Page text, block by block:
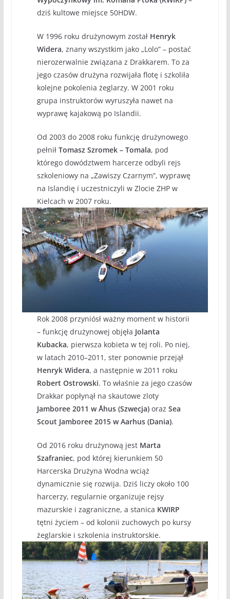
dziś kultowe miejsce 50HDW.
W 1996 roku drużynowym został Henryk
Widera, znany wszystkim jako „Lolo” – postać
nierozerwalnie związana z Drakkarem. To za
jego czasów drużyna rozwijała flotę i szkoliła
kolejne pokolenia żeglarzy. W 2001 roku
grupa instruktorów wyruszyła nawet na
wyprawę kajakową po Islandii.
Od 2003 do 2008 roku funkcję drużynowego
pełnił Tomasz Szromek – Tomala, pod
którego dowództwem harcerze odbyli rejs
szkoleniowy na „Zawiszy Czarnym”, wyprawę
na Islandię i uczestniczyli w Zlocie ZHP w
Kielcach w 2007 roku.
Rok 2008 przyniósł ważny moment w historii
– funkcję drużynowej objęła Jolanta
Kubacka, pierwsza kobieta w tej roli. Po niej,
w latach 2010–2011, ster ponownie przejął
Henryk Widera, a następnie w 2011 roku
Robert Ostrowski. To właśnie za jego czasów
Drakkar popłynął na skautowe zloty
Jamboree 2011 w Åhus (Szwecja)oraz Sea
Scout Jamboree 2015 w Aarhus (Dania).
Od 2016 roku drużynową jest Marta
Szafraniec, pod której kierunkiem 50
Harcerska Drużyna Wodna wciąż
dynamicznie się rozwija. Dziś liczy około 100
harcerzy, regularnie organizuje rejsy
mazurskie i zagraniczne, a stanica KWIRP
tętni życiem – od kolonii zuchowych po kursy
żeglarskie i szkolenia instruktorskie.